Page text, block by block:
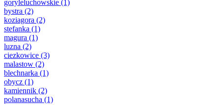
goryleluchowskie (1)
bystra (2)
koziagora (2)
stefanka (1)
magura (1)
luzna (2)
ciezkowice (3)
malastow (2)
blechnarka (1)
obycz (1)
kamiennik (2)
polanasucha (1)